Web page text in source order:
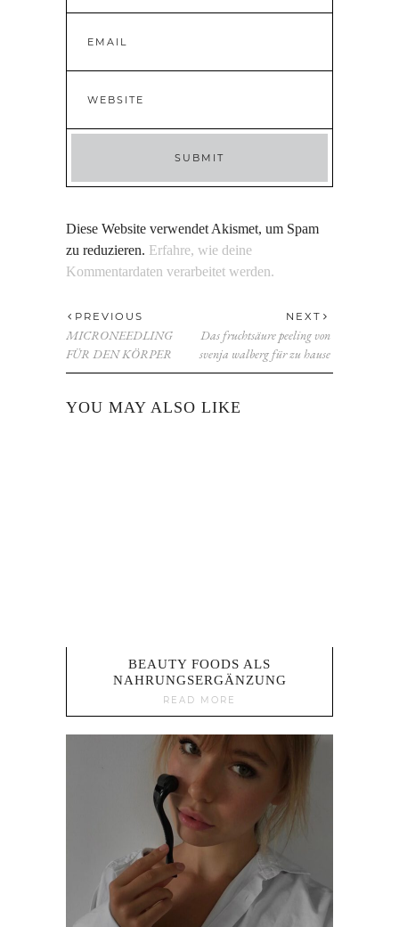
Diese Website verwendet Akismet, um Spam
zu reduzieren. Erfahre, wie deine
Kommentardaten verarbeitet werden.
PREVIOUS
MICRONEEDLING
FÜR DEN KÖRPER
NEXT
Das fruchtsäure peeling von
svenja walberg für zu hause
YOU MAY ALSO LIKE
BEAUTY FOODS ALS
NAHRUNGSERGÄNZUNG
READ MORE